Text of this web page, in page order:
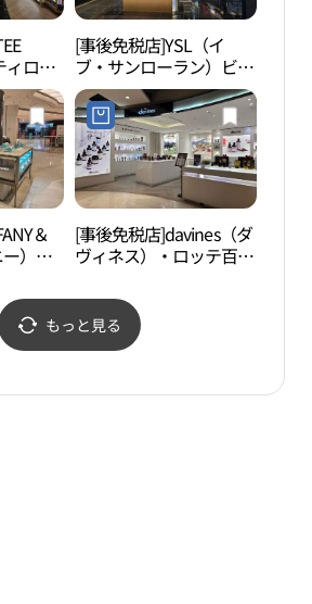
ィロー
貨店チ
ニュ
더 롯
뉴엘
[事後免税店]YSL（イ
ブ・サンローラン）ビュ
ーティー・ロッテ百貨店
チャムシル（蚕室）
AVENUEL（アヴェニュ
エル）店(입생로랑 뷰티
롯데백화점 잠실 에비뉴
엘점)
＆
）香
ニュ
수 롯
[事後免税店]davines（ダ
ヴィネス）・ロッテ百貨
AVENUEL（アヴェニュ
エル）店(다비네스 롯데
백화점 잠실 에비뉴엘점)
もっと見る